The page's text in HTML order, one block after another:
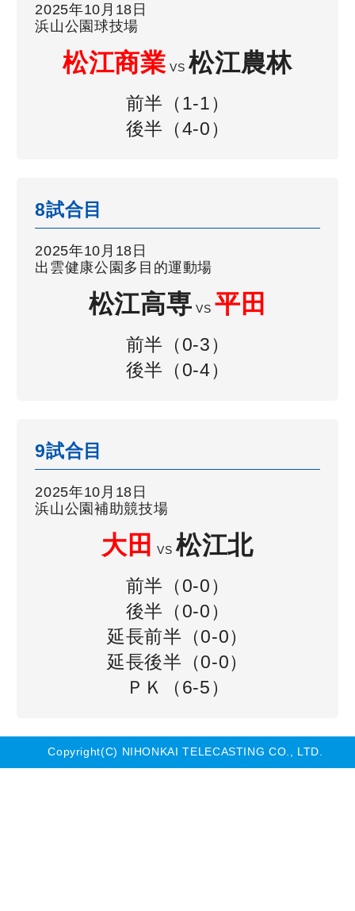
2025年10月18日
浜山公園球技場
松江商業 VS松江農林
前半（1-1）
後半（4-0）
8試合目
2025年10月18日
出雲健康公園多目的運動場
松江高専 VS 平田
前半（0-3）
後半（0-4）
9試合目
2025年10月18日
浜山公園補助競技場
大田 VS 松江北
前半（0-0）
後半（0-0）
延長前半（0-0）
延長後半（0-0）
ＰＫ（6-5）
Copyright(C) NIHONKAI TELECASTING CO., LTD.